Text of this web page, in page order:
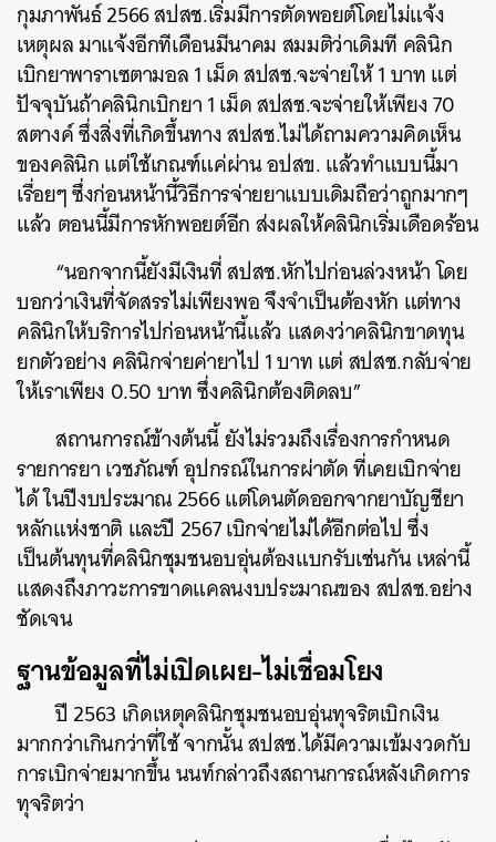
กุมภาพันธ์ 2566 สปสช.เริ่มมีการตัดพอยต์โดยไม่แจ้ง
เหตุผล มาแจ้งอีกทีเดือนมีนาคม สมมติว่าเดิมที คลินิก
เบิกยาพาราเซตามอล 1 เม็ด สปสช.จะจ่ายให้ 1 บาท แต่
ปัจจุบันถ้าคลินิกเบิกยา 1 เม็ด สปสช.จะจ่ายให้เพียง 70
สตางค์ ซึ่งสิ่งที่เกิดขึ้นทาง สปสช.ไม่ได้ถามความคิดเห็น
ของคลินิก แต่ใช้เกณฑ์แค่ผ่าน อปสข. แล้วทำแบบนี้มา
เรื่อยๆ ซึ่งก่อนหน้านี้วิธีการจ่ายยาแบบเดิมถือว่าถูกมากๆ
แล้ว ตอนนี้มีการหักพอยต์อีก ส่งผลให้คลินิกเริ่มเดือดร้อน
“นอกจากนี้ยังมีเงินที่ สปสช.หักไปก่อนล่วงหน้า โดย
บอกว่าเงินที่จัดสรรไม่เพียงพอ จึงจำเป็นต้องหัก แต่ทาง
คลินิกให้บริการไปก่อนหน้านี้แล้ว แสดงว่าคลินิกขาดทุน
ยกตัวอย่าง คลินิกจ่ายค่ายาไป 1 บาท แต่ สปสช.กลับจ่าย
ให้เราเพียง 0.50 บาท ซึ่งคลินิกต้องติดลบ”
สถานการณ์ข้างต้นนี้ ยังไม่รวมถึงเรื่องการกำหนด
รายการยา เวชภัณฑ์ อุปกรณ์ในการผ่าตัด ที่เคยเบิกจ่าย
ได้ ในปีงบประมาณ 2566 แต่โดนตัดออกจากยาบัญชียา
หลักแห่งชาติ และปี 2567 เบิกจ่ายไม่ได้อีกต่อไป ซึ่ง
เป็นต้นทุนที่คลินิกชุมชนอบอุ่นต้องแบกรับเช่นกัน เหล่านี้
แสดงถึงภาวะการขาดแคลนงบประมาณของ สปสช.อย่าง
ชัดเจน
ฐานข้อมูลที่ไม่เปิดเผย-ไม่เชื่อมโยง
ปี 2563 เกิดเหตุคลินิกชุมชนอบอุ่นทุจริตเบิกเงิน
มากกว่าเกินกว่าที่ใช้ จากนั้น สปสช.ได้มีความเข้มงวดกับ
การเบิกจ่ายมากขึ้น นนท์กล่าวถึงสถานการณ์หลังเกิดการ
ทุจริตว่า
ค้นหา
SHARE TWEET LINE EMAIL